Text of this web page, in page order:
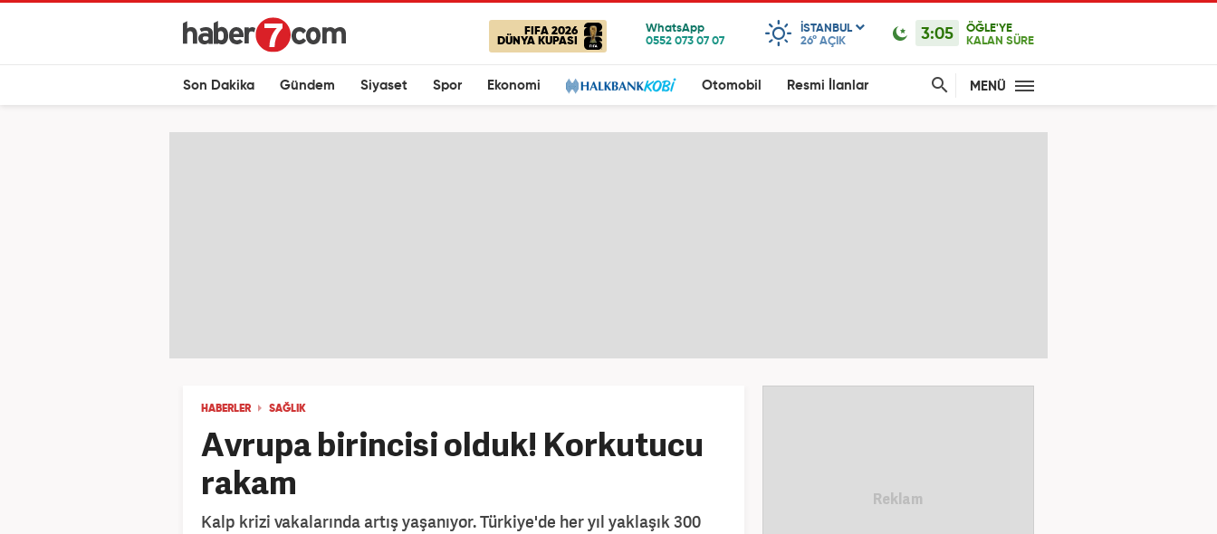
FIFA 2026
DÜNYA KUPASI
ISTANBUL
26° AÇIK 3:05
ÖĞLE'YE
KALAN SÜRE
Son Dakika Gündem Siyaset Spor Ekonomi Otomobil Resmi İlanlar MENÜ
HABERLER SAĞLIK
Avrupa birincisi olduk! Korkutucu
rakam
Kalp krizi vakalarında artış yaşanıyor. Türkiye'de her yıl yaklaşık 300